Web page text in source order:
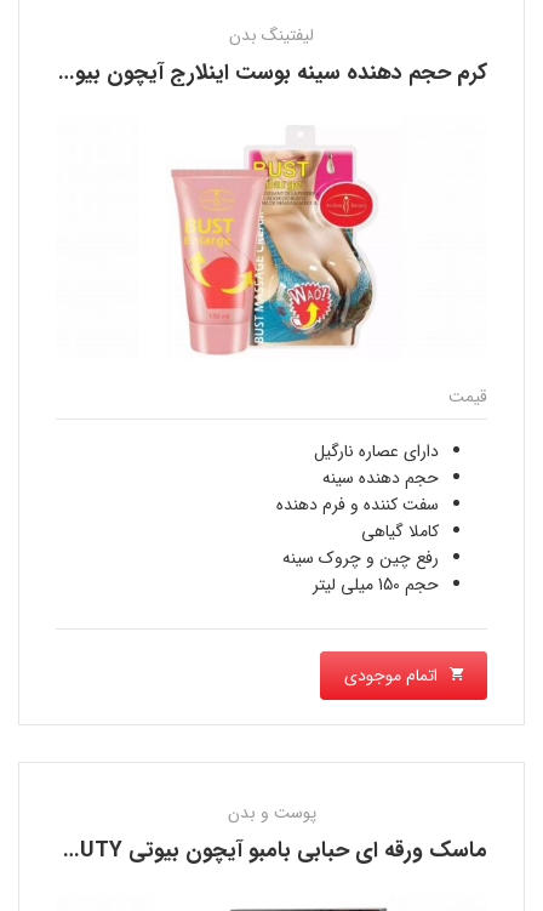
لیفتینگ بدن
کرم حجم دهنده سینه بوست اینلارج آیچون بیوتی AICHUN BEAUTY
قیمت
دارای عصاره نارگیل
حجم دهنده سینه
سفت کننده و فرم دهنده
کاملا گیاهی
رفع چین و چروک سینه
حجم 150 میلی لیتر
اتمام موجودی
پوست و بدن
ماسک ورقه ای حبابی بامبو آیچون بیوتی AICHUN BEAUTY